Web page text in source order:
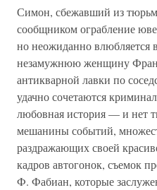
Симон, сбежавший из
сообщником ограбление
но неожиданно влюбляется
незамужнюю женщину
антикварной лавки по
удачно сочетаются
любовная история — и нет
мешанины событий,
раздражающих своей
кадров автогонок, съемок
Ф. Фабиан, которые